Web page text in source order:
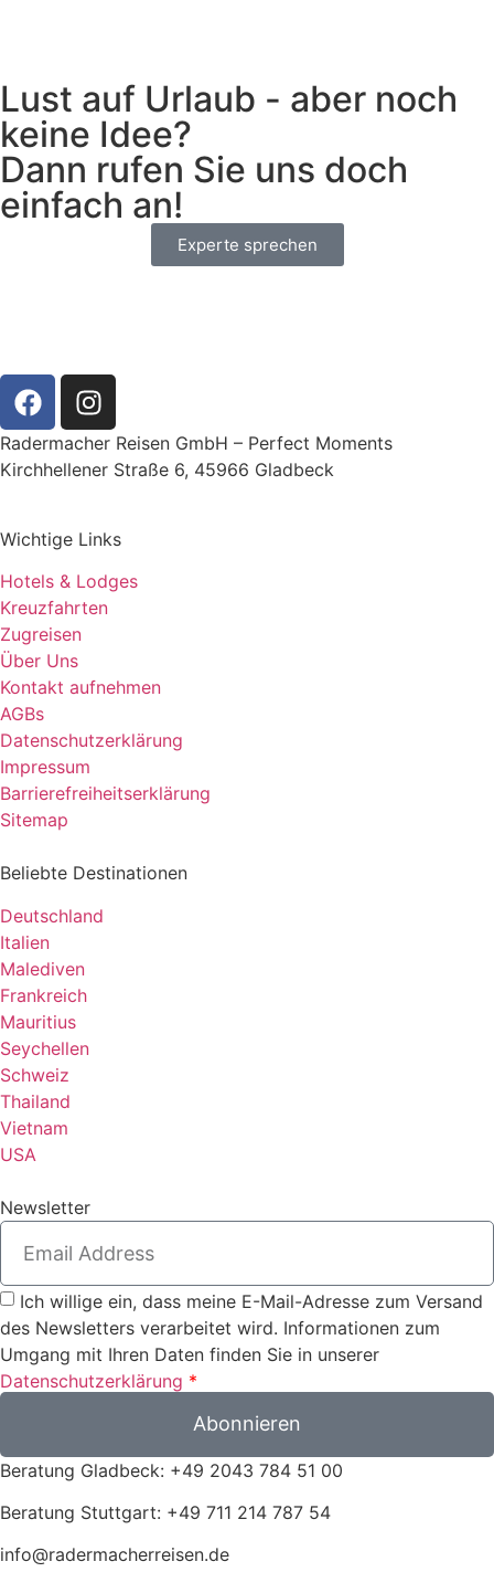
Lust auf Urlaub - aber noch
keine Idee?
Dann rufen Sie uns doch
einfach an!
Experte sprechen
Radermacher Reisen GmbH – Perfect Moments
Kirchhellener Straße 6, 45966 Gladbeck
Wichtige Links
Hotels & Lodges
Kreuzfahrten
Zugreisen
Über Uns
Kontakt aufnehmen
AGBs
Datenschutzerklärung
Impressum
Barrierefreiheitserklärung
Sitemap
Beliebte Destinationen
Deutschland
Italien
Malediven
Frankreich
Mauritius
Seychellen
Schweiz
Thailand
Vietnam
USA
Newsletter
Ich willige ein, dass meine E-Mail-Adresse zum Versand
des Newsletters verarbeitet wird. Informationen zum
Umgang mit Ihren Daten finden Sie in unserer
Datenschutzerklärung *
Abonnieren
Beratung Gladbeck: +49 2043 784 51 00
Beratung Stuttgart: +49 711 214 787 54
info@radermacherreisen.de